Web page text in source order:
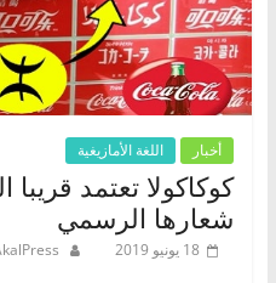
أخبار اللغة الأمازيغية
كوكاكولا تعتمد قريبا
شعارها الرسمي
18 يونيو 2019